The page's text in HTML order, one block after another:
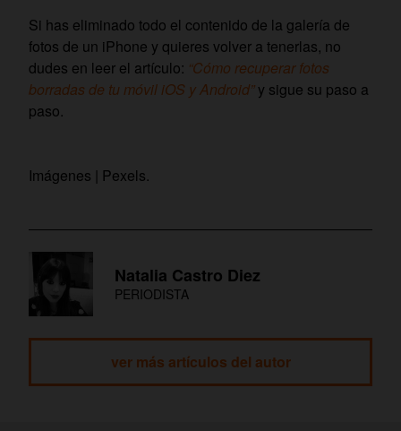
Si has eliminado todo el contenido de la galería de
fotos de un iPhone y quieres volver a tenerlas, no
dudes en leer el artículo: “Cómo recuperar fotos
borradas de tu móvil iOS y Android”y sigue su paso a
paso.
Imágenes | Pexels.
Natalia Castro Diez
PERIODISTA
ver más artículos del autor